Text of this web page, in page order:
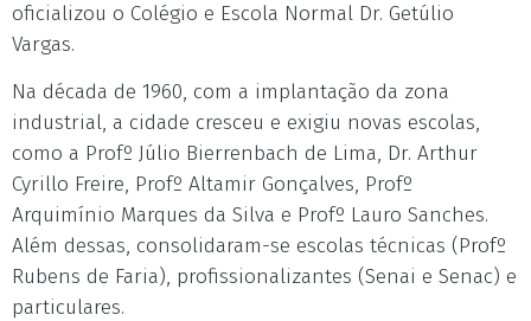
oficializou o Colégio e Escola Normal Dr. Getúlio
Vargas.
Na década de 1960, com a implantação da zona
industrial, a cidade cresceu e exigiu novas escolas,
como a Profº Júlio Bierrenbach de Lima, Dr. Arthur
Cyrillo Freire, Profº Altamir Gonçalves, Profº
Arquimínio Marques da Silva e Profº Lauro Sanches.
Além dessas, consolidaram-se escolas técnicas (Profº
Rubens de Faria), profissionalizantes (Senai e Senac) e
particulares.